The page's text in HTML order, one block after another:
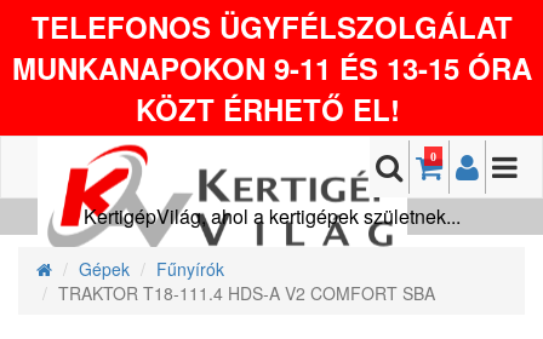
TELEFONOS ÜGYFÉLSZOLGÁLAT
MUNKANAPOKON 9-11 ÉS 13-15 ÓRA
KÖZT ÉRHETŐ EL!
0
KertigépVilág, ahol a kertigépek születnek...
Gépek
Fűnyírók
TRAKTOR T18-111.4 HDS-A V2 COMFORT SBA